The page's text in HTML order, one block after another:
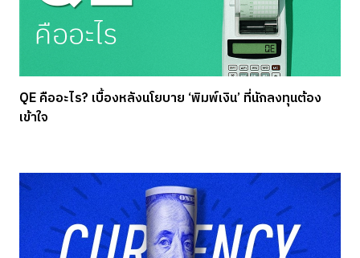
QE คืออะไร? เบื้องหลังนโยบาย ‘พิมพ์เงิน’ ที่นักลงทุนต้อง
เข้าใจ